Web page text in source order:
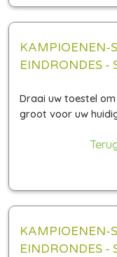
KAMPIOENEN-
EINDRONDES
KAMPIOENEN-
EINDRONDES